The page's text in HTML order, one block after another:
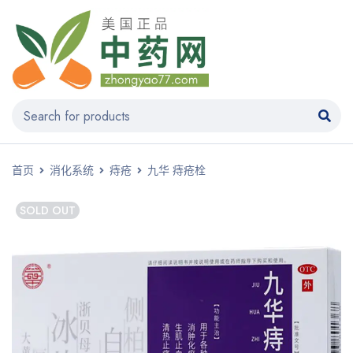
首页 消化系统 痔疮 九华 痔疮栓
SOLD OUT